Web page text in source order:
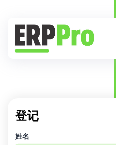
登记
姓名